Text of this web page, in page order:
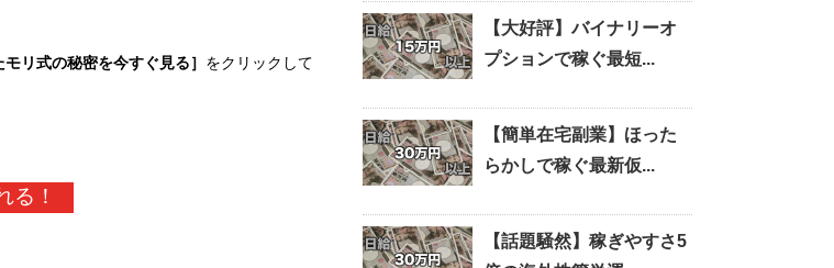
モリ式の秘密を今すぐ見る］ をクリックして
る！
【大好評】バイナリーオ
プションで稼ぐ最短...
【簡単在宅副業】ほった
らかしで稼ぐ最新仮...
【話題騒然】稼ぎやすさ5